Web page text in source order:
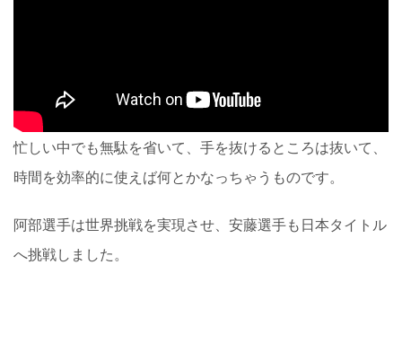
忙しい中でも無駄を省いて、手を抜けるところは抜いて、
時間を効率的に使えば何とかなっちゃうものです。
阿部選手は世界挑戦を実現させ、安藤選手も日本タイトル
へ挑戦しました。